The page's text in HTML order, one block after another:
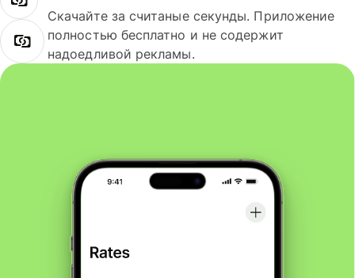
Скачайте за считаные секунды. Приложение
полностью бесплатно и не содержит
надоедливой рекламы.